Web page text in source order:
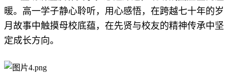
暖。高一学子静心聆听，用心感悟，在跨越七十年的岁
月故事中触摸母校底蕴，在先贤与校友的精神传承中坚
定成长方向。